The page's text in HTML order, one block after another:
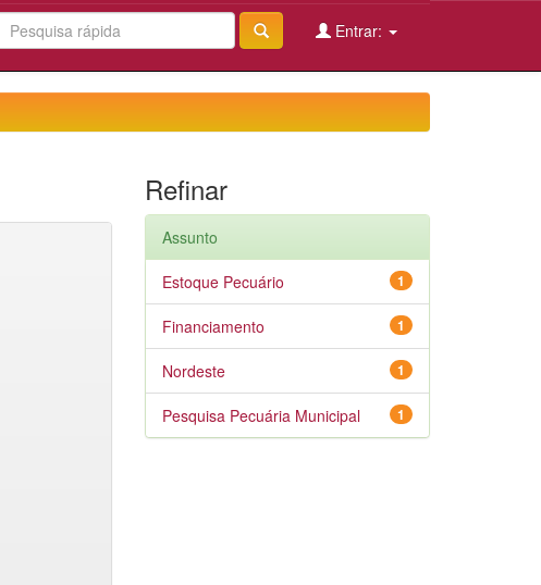
Entrar:
Refinar
Assunto
1
Estoque Pecuário
1
Financiamento
1
Nordeste
1
Pesquisa Pecuária Municipal